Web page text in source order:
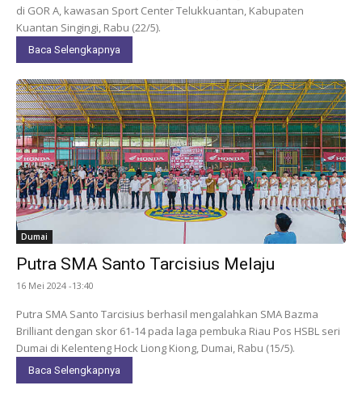
di GOR A, kawasan Sport Center Telukkuantan, Kabupaten
Kuantan Singingi, Rabu (22/5).
Baca Selengkapnya
Dumai
Putra SMA Santo Tarcisius Melaju
16 Mei 2024 -13:40
Putra SMA Santo Tarcisius berhasil mengalahkan SMA Bazma
Brilliant dengan skor 61-14 pada laga pembuka Riau Pos HSBL seri
Dumai di Kelenteng Hock Liong Kiong, Dumai, Rabu (15/5).
Baca Selengkapnya